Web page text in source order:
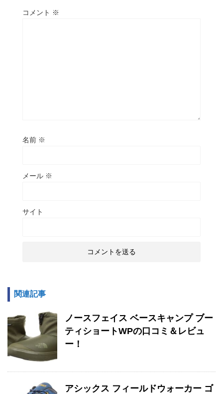
コメント ※
名前 ※
メール ※
サイト
関連記事
ノースフェイス ベースキャンプ ブー
ティショートWPの口コミ＆レビュ
ー！
アシックス フィールドウォーカー ゴ